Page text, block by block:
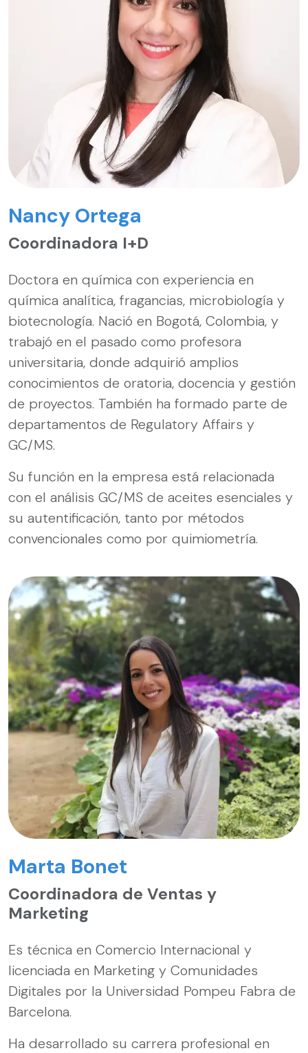
Nancy Ortega
Coordinadora I+D
Doctora en química con experiencia en
química analítica, fragancias, microbiología y
biotecnología. Nació en Bogotá, Colombia, y
trabajó en el pasado como profesora
universitaria, donde adquirió amplios
conocimientos de oratoria, docencia y gestión
de proyectos. También ha formado parte de
departamentos de Regulatory Affairs y
GC/MS.
Su función en la empresa está relacionada
con el análisis GC/MS de aceites esenciales y
su autentificación, tanto por métodos
convencionales como por quimiometría.
Marta Bonet
Coordinadora de Ventas y
Marketing
Es técnica en Comercio Internacional y
licenciada en Marketing y Comunidades
Digitales por la Universidad Pompeu Fabra de
Barcelona.
Ha desarrollado su carrera profesional en